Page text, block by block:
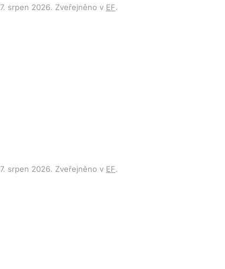
7. srpen 2026. Zveřejněno v EF.
7. srpen 2026. Zveřejněno v EF.